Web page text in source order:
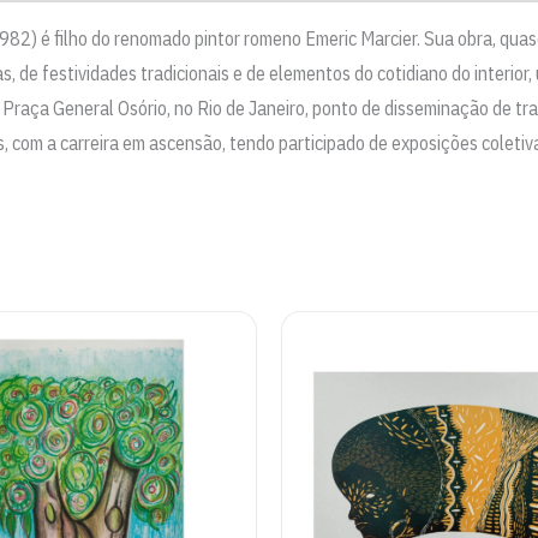
é filho do renomado pintor romeno Emeric Marcier. Sua obra,
de festividades tradicionais e de elementos do cotidiano do
General Osório, no Rio de Janeiro, ponto de disseminação de
com a carreira em ascensão, tendo participado de exposições